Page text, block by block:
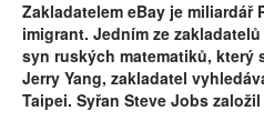
Zakladatelem eBay je miliardář
imigrant. Jedním ze
syn ruských matematiků, který
Jerry Yang, zakladatel
Taipei. Syřan Steve Jobs